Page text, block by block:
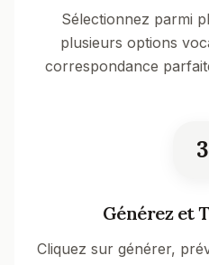
Sélectionnez parmi
plusieurs options
correspondance
3
Générez et
Cliquez sur générer,